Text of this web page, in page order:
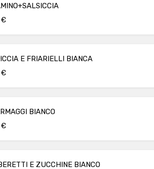
€
E FRIARIELLI BIANCA
€
BIANCO
€
E ZUCCHINE BIANCO